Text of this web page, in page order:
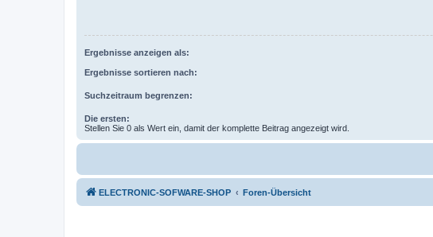
Ergebnisse anzeigen als:
Ergebnisse sortieren nach:
Suchzeitraum begrenzen:
Die ersten:
Stellen Sie 0 als Wert ein, damit der komplette Beitrag angezeigt wird.
ELECTRONIC-SOFWARE-SHOP Foren-Übersicht